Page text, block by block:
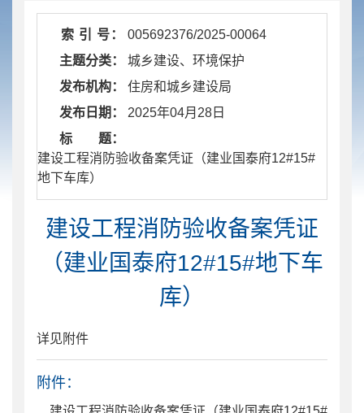
索 引 号：
005692376/2025-00064
主题分类：
城乡建设、环境保护
发布机构：
住房和城乡建设局
发布日期：
2025年04月28日
标 题：
​ 建设工程消防验收备案凭证（建业国泰府12#15#
地下车库）
建设工程消防验收备案凭证
（建业国泰府12#15#地下车
库）
详见附件
附件：